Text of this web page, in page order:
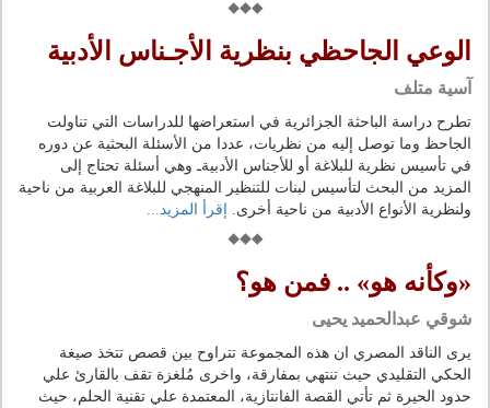
الوعي الجاحظي بنظرية الأجـناس الأدبية
آسية متلف
تطرح دراسة الباحثة الجزائرية في استعراضها للدراسات التي تناولت
الجاحظ وما توصل إليه من نظريات، عددا من الأسئلة البحثية عن دوره
في تأسيس نظرية للبلاغة أو للأجناس الأدبيةـ وهي أسئلة تحتاج إلى
المزيد من البحث لتأسيس لبنات للتنظير المنهجي للبلاغة العربية من ناحية
ولنظرية الأنواع الأدبية من ناحية أخرى.
إقرأ المزيد...
«وكأنه هو» .. فمن هو؟
شوقي عبدالحميد يحيى
يرى الناقد المصري ان هذه المجموعة تتراوح بين قصص تتخذ صيغة
الحكي التقليدي حيث تنتهي بمفارقة، واخرى مُلغزة تقف بالقارئ علي
حدود الحيرة ثم تأتي القصة الفانتازية، المعتمدة علي تقنية الحلم، حيث